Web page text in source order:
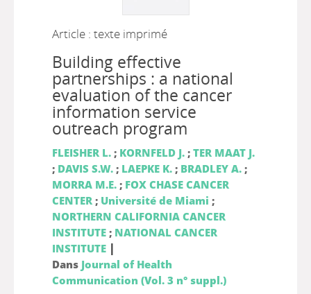
Article : texte imprimé
Building effective
partnerships : a national
evaluation of the cancer
information service
outreach program
FLEISHER L.; KORNFELD J.; TER MAAT J.
; DAVIS S.W.; LAEPKE K.; BRADLEY A.;
MORRA M.E.; FOX CHASE CANCER
CENTER; Université de Miami ;
NORTHERN CALIFORNIA CANCER
INSTITUTE; NATIONAL CANCER
INSTITUTE |
Dans Journal of Health
Communication (Vol. 3 n° suppl.)